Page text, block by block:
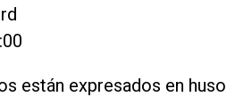
están expresados en huso